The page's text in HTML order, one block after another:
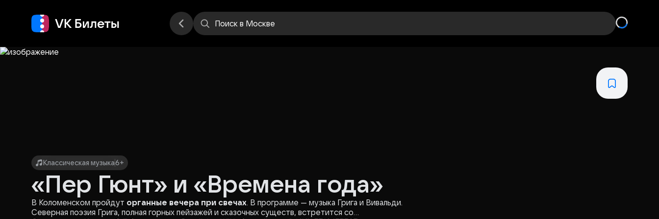
Поиск в Москве
Классическая музыка6+
«Пер Гюнт» и «Времена года»
В Коломенском пройдут органные вечера при свечах. В программе — музыка Грига и Вивальди.
Северная поэзия Грига, полная горных пейзажей и сказочных существ, встретится со